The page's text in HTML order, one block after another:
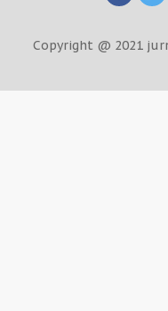
Copyright @ 2021